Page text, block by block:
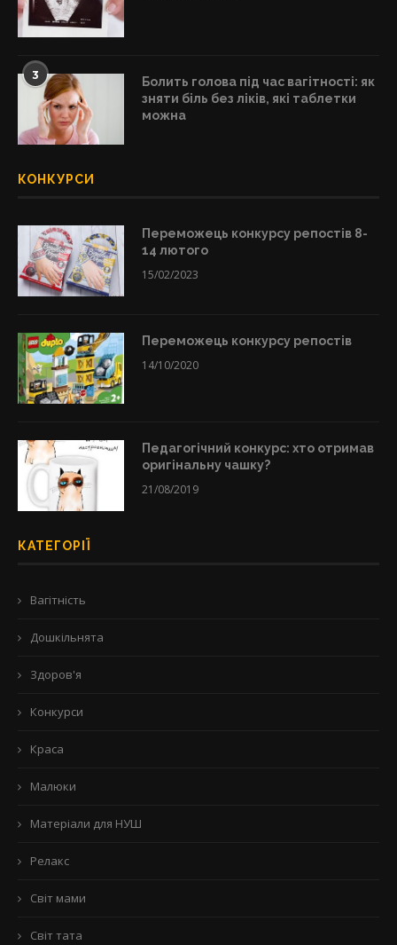
3
Болить голова під час вагітності: як
зняти біль без ліків, які таблетки
можна
КОНКУРСИ
Переможець конкурсу репостів 8-
14 лютого
15/02/2023
Переможець конкурсу репостів
14/10/2020
Педагогічний конкурс: хто отримав
оригінальну чашку?
21/08/2019
КАТЕГОРІЇ
Вагітність
Дошкільнята
Здоров'я
Конкурси
Краса
Малюки
Матеріали для НУШ
Релакс
Світ мами
Світ тата